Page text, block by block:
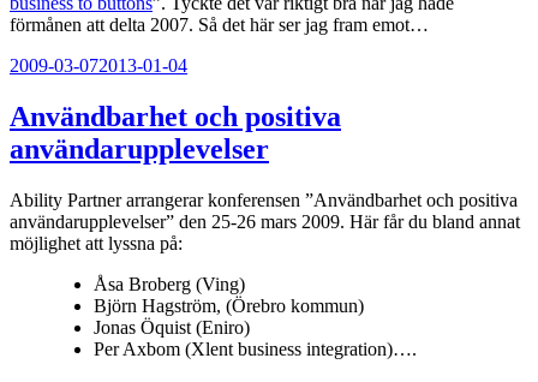
förmånen att delta 2007. Så det här ser jag fram emot…
Publicerat
2009-03-072013-01-04
Användbarhet och positiva
användarupplevelser
Ability Partner arrangerar konferensen ”Användbarhet och positiva
användarupplevelser” den 25-26 mars 2009. Här får du bland annat
möjlighet att lyssna på:
Åsa Broberg (Ving)
Björn Hagström, (Örebro kommun)
Jonas Öquist (Eniro)
Per Axbom (Xlent business integration)….